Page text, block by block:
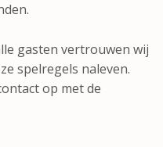
gasten vertrouwen wij
spelregels naleven.
op met de